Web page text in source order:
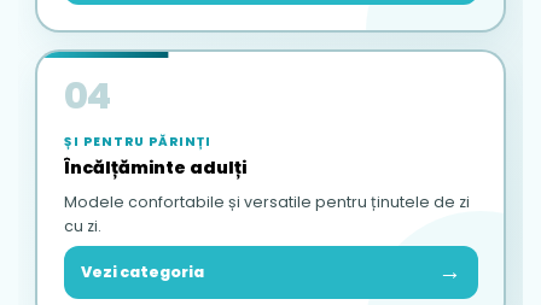
04
ȘI PENTRU PĂRINȚI
Încălțăminte adulți
Modele confortabile și versatile pentru ținutele de zi
cu zi.
Vezi categoria →